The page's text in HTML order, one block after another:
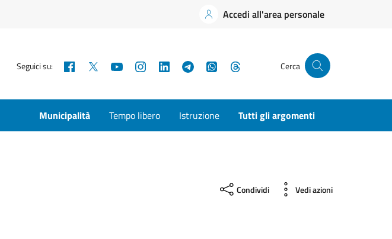
Accedi all'area personale
Seguici su: Facebook YouTubeInstagramLinkedInTelegramWhatsApp Cerca
Municipalità Tempo libero Istruzione Tutti gli argomenti
Condividi Vedi azioni